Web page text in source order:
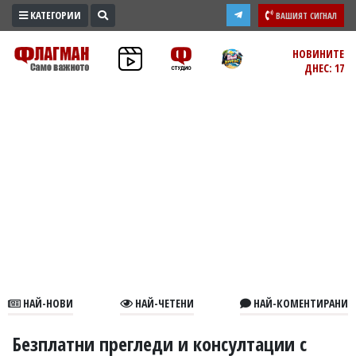
ПРОМО
ЗОНА
В
КАТЕГОРИИ ВАШИЯТ СИГНАЛ
НОВИНИТЕ
ДНЕС: 17
НАЙ-НОВИ НАЙ-ЧЕТЕНИ НАЙ-КОМЕНТИРАНИ
Безплатни прегледи и консултации с